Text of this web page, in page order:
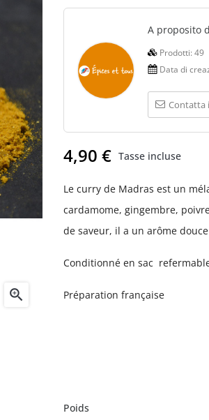

A proposito
Prodotti: 49
Data di
Contatta
4,90 € Tasse incluse
Le curry de Madras est un
cardamome, gingembre,
de saveur, il a un arôme
Conditionné en sac
Préparation française
Poids